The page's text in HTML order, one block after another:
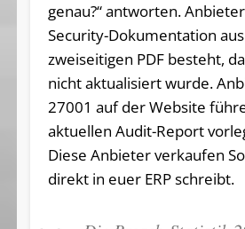
genau?“ antworten.
Security-Dokumentation
zweiseitigen PDF besteht,
nicht aktualisiert wurde.
27001 auf der Website
aktuellen Audit-Report
Diese Anbieter verkaufen
direkt in euer ERP schreibt.